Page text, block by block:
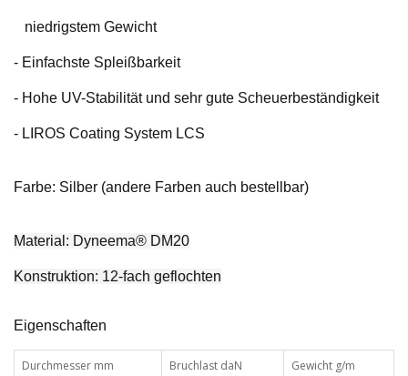
niedrigstem Gewicht
- Einfachste Spleißbarkeit
- Hohe UV-Stabilität und sehr gute Scheuerbeständigkeit
- LIROS Coating System LCS
Farbe: Silber (andere Farben auch bestellbar)
Material: Dyneema® DM20
Konstruktion: 12-fach geflochten
Eigenschaften
Durchmesser mm Bruchlast daN
Gewicht g/m